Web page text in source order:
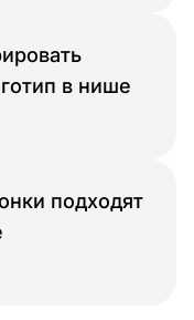
в нише
подходят